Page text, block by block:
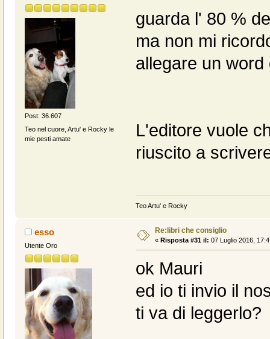
Post: 36.607
Teo nel cuore, Artu' e Rocky le
mie pesti amate
guarda l' 80 %
ma non mi
allegare un
L'editore vuole
riuscito a
Teo Artu' e Rocky
esso
Utente Oro
Re:libri che consiglio
« Risposta #31 il: 07 Luglio 2016,
ok Mauri
ed io ti invio il
ti va di leggerlo?